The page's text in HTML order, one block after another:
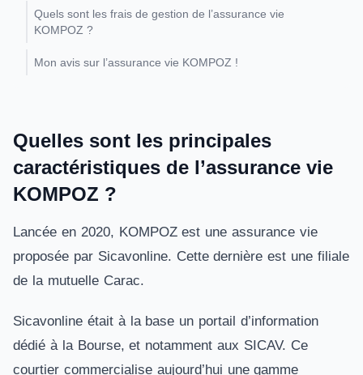
Quels sont les frais de gestion de l’assurance vie
KOMPOZ ?
Mon avis sur l’assurance vie KOMPOZ !
Quelles sont les principales
caractéristiques de l’assurance vie
KOMPOZ ?
Lancée en 2020, KOMPOZ est une assurance vie
proposée par Sicavonline. Cette dernière est une filiale
de la mutuelle Carac.
Sicavonline était à la base un portail d’information
dédié à la Bourse, et notamment aux SICAV. Ce
courtier commercialise aujourd’hui une gamme